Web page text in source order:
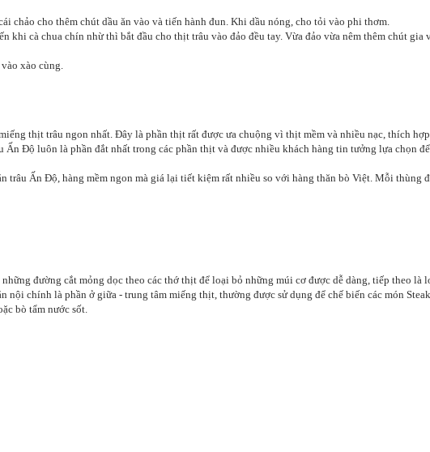
chảo cho thêm chút dầu ăn vào và tiến hành đun. Khi dầu nóng, cho tỏi vào phi thơm.
khi cà chua chín nhừ thì bắt đầu cho thịt trâu vào đảo đều tay. Vừa đảo vừa nêm thêm chút
xào cùng.
thịt trâu ngon nhất. Đây là phần thịt rất được ưa chuộng vì thịt mềm và nhiều nạc, thích
Độ luôn là phần đắt nhất trong các phần thịt và được nhiều khách hàng tin tưởng lựa chọn
trâu Ấn Độ, hàng mềm ngon mà giá lại tiết kiệm rất nhiều so với hàng thăn bò Việt. Mỗi thùng
đường cắt mỏng dọc theo các thớ thịt để loại bỏ những múi cơ được dễ dàng, tiếp theo là
nội chính là phần ở giữa - trung tâm miếng thịt, thường được sử dụng để chế biến các món
bò tẩm nước sốt.